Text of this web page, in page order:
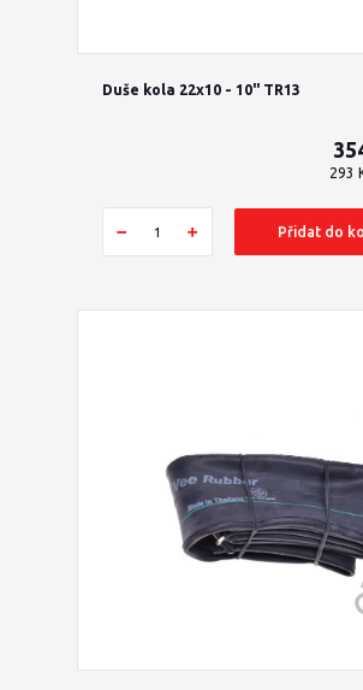
Duše kola 22x10 - 10" TR13
293
Přidat do